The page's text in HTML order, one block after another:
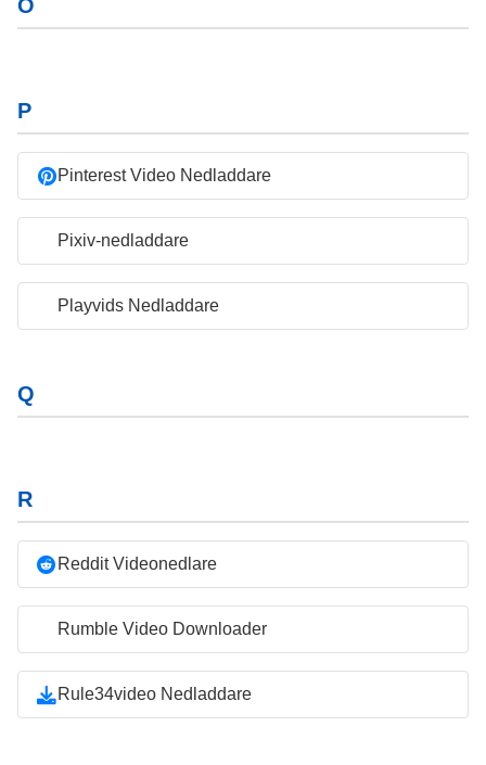
O
P
Pinterest Video Nedladdare
Pixiv-nedladdare
Playvids Nedladdare
Q
R
Reddit Videonedlare
Rumble Video Downloader
Rule34video Nedladdare